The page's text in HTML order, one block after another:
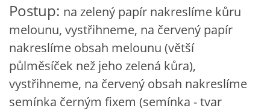
VZDĚLÁVACÍ BLOK PROSINEC
VZDĚLÁVACÍ BLOK LEDEN
VZDĚLÁVACÍ BLOK ÚNOR
Postup: na zelený papír nakreslíme kůru
melounu, vystřihneme, na červený papír
nakreslíme obsah melounu (větší
půlměsíček než jeho zelená kůra),
vystřihneme, na červený obsah nakreslíme
semínka černým fixem (semínka - tvar